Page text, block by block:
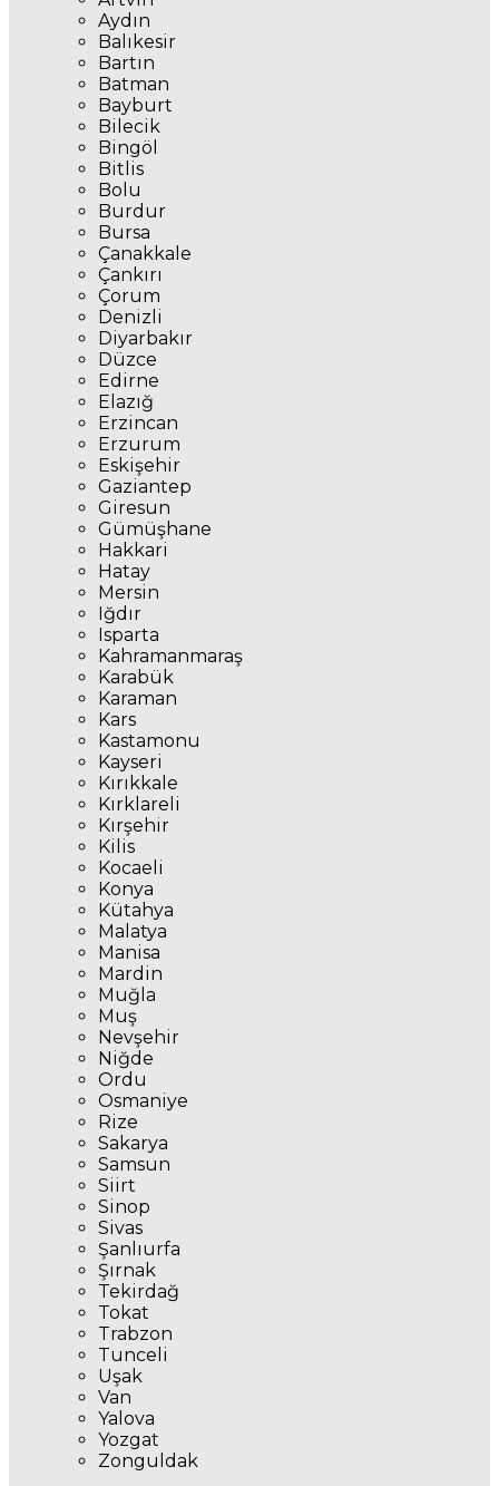
Aydın
Balıkesir
Bartın
Batman
Bayburt
Bilecik
Bingöl
Bitlis
Bolu
Burdur
Bursa
Çanakkale
Çankırı
Çorum
Denizli
Diyarbakır
Düzce
Edirne
Elazığ
Erzincan
Erzurum
Eskişehir
Gaziantep
Giresun
Gümüşhane
Hakkari
Hatay
Mersin
Iğdır
Isparta
Kahramanmaraş
Karabük
Karaman
Kars
Kastamonu
Kayseri
Kırıkkale
Kırklareli
Kırşehir
Kilis
Kocaeli
Konya
Kütahya
Malatya
Manisa
Mardin
Muğla
Muş
Nevşehir
Niğde
Ordu
Osmaniye
Rize
Sakarya
Samsun
Siirt
Sinop
Sivas
Şanlıurfa
Şırnak
Tekirdağ
Tokat
Trabzon
Tunceli
Uşak
Van
Yalova
Yozgat
Zonguldak